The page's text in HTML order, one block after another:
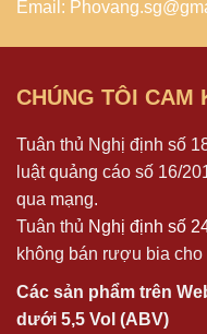
Email:
CHÚNG TÔI CAM
Tuân thủ Nghị định số
luật quảng cáo số 16/
qua mạng.
Tuân thủ Nghị định số
không bán rượu bia
Các sản phẩm trên
dưới 5,5 Vol (ABV)